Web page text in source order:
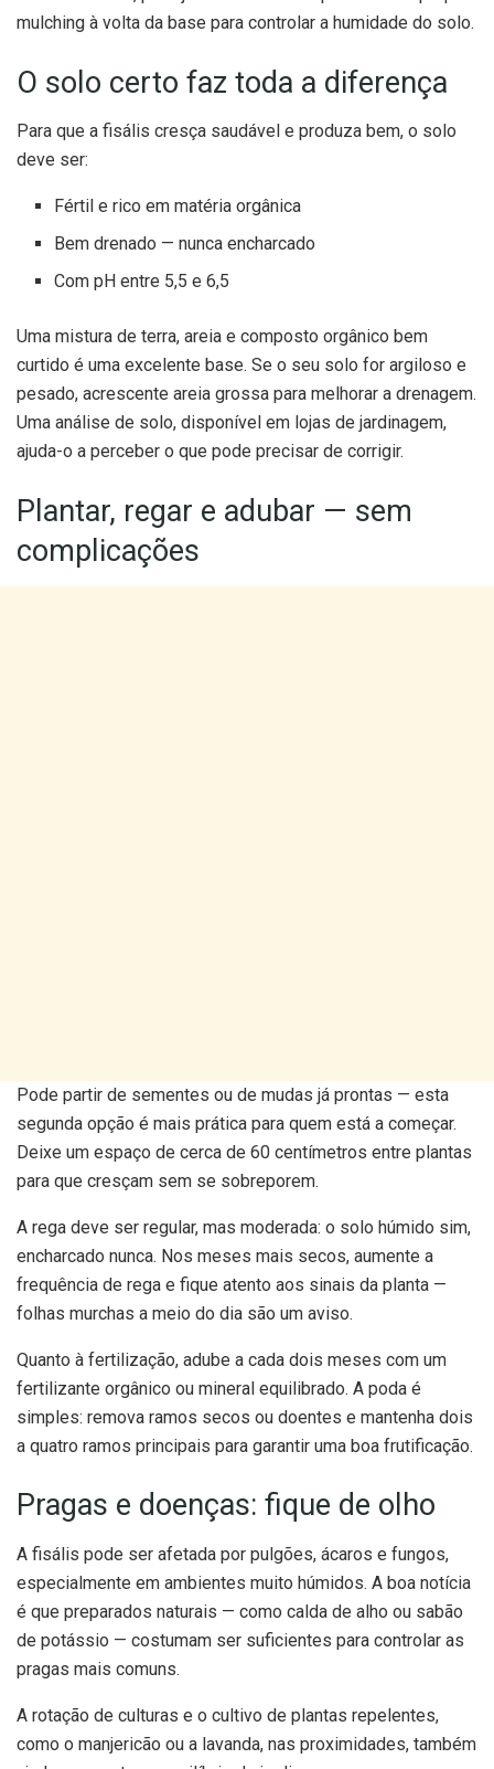
mulching à volta da base para controlar a humidade do solo.
O solo certo faz toda a diferença
Para que a fisális cresça saudável e produza bem, o solo
deve ser:
Fértil e rico em matéria orgânica
Bem drenado — nunca encharcado
Com pH entre 5,5 e 6,5
Uma mistura de terra, areia e composto orgânico bem
curtido é uma excelente base. Se o seu solo for argiloso e
pesado, acrescente areia grossa para melhorar a drenagem.
Uma análise de solo, disponível em lojas de jardinagem,
ajuda-o a perceber o que pode precisar de corrigir.
Plantar, regar e adubar — sem
complicações
Pode partir de sementes ou de mudas já prontas — esta
segunda opção é mais prática para quem está a começar.
Deixe um espaço de cerca de 60 centímetros entre plantas
para que cresçam sem se sobreporem.
A rega deve ser regular, mas moderada: o solo húmido sim,
encharcado nunca. Nos meses mais secos, aumente a
frequência de rega e fique atento aos sinais da planta —
folhas murchas a meio do dia são um aviso.
Quanto à fertilização, adube a cada dois meses com um
fertilizante orgânico ou mineral equilibrado. A poda é
simples: remova ramos secos ou doentes e mantenha dois
a quatro ramos principais para garantir uma boa frutificação.
Pragas e doenças: fique de olho
A fisális pode ser afetada por pulgões, ácaros e fungos,
especialmente em ambientes muito húmidos. A boa notícia
é que preparados naturais — como calda de alho ou sabão
de potássio — costumam ser suficientes para controlar as
pragas mais comuns.
A rotação de culturas e o cultivo de plantas repelentes,
como o manjericão ou a lavanda, nas proximidades, também